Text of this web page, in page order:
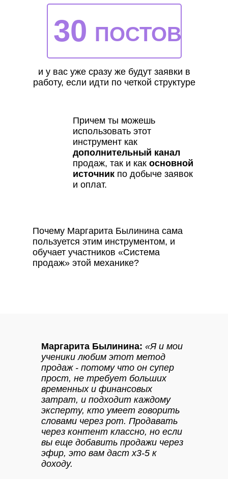
и у вас уже сразу же будут заявки в
работу, если идти по четкой структуре
30 ПОСТОВ
Причем ты можешь
использовать этот
инструмент как
дополнительный канал
продаж, так и как основной
источник по добыче заявок
и оплат.
Почему Маргарита Былинина сама
пользуется этим инструментом, и
обучает участников «Система
продаж» этой механике?
Маргарита Былинина: «Я и мои
ученики любим этот метод
продаж - потому что он супер
прост, не требует больших
временных и финансовых
затрат, и подходит каждому
эксперту, кто умеет говорить
словами через рот. Продавать
через контент классно, но если
вы еще добавить продажи через
эфир, это вам даст х3-5 к
доходу.